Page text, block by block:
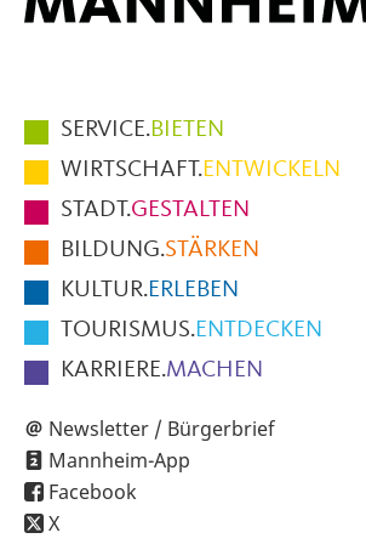
Hauptmenüpunkte
im
Fußbereich
der
Seite
SERVICE.BIETEN
WIRTSCHAFT.ENTWICKELN
STADT.GESTALTEN
BILDUNG.STÄRKEN
KULTUR.ERLEBEN
TOURISMUS.ENTDECKEN
KARRIERE.MACHEN
Newsletter / Bürgerbrief
Mannheim-App
Facebook
X